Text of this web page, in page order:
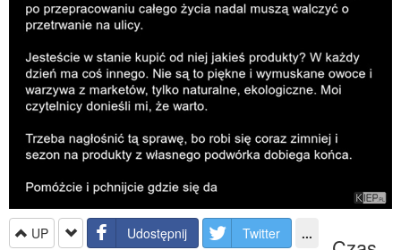
UP Udostępnij Twitter ...